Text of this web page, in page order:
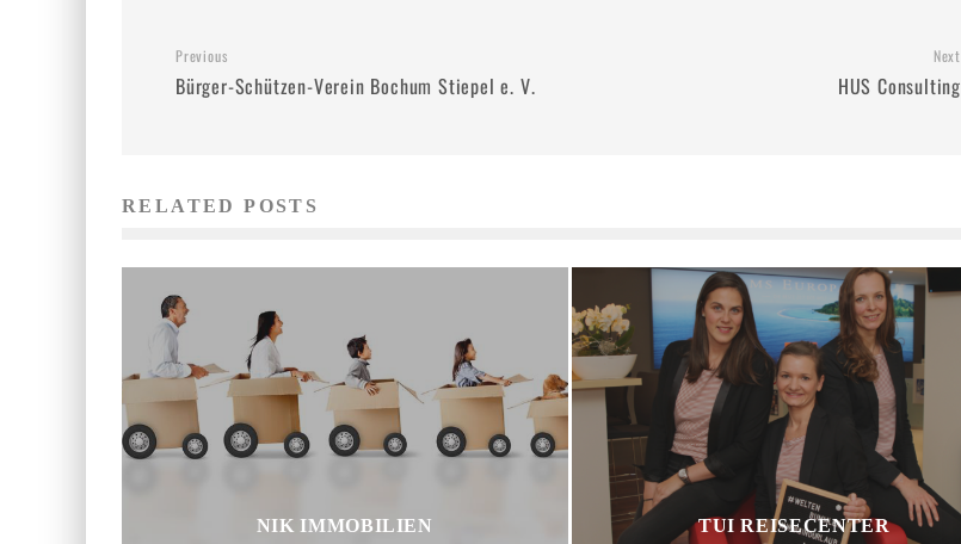
Previous
Bürger-Schützen-Verein Bochum Stiepel e. V.
Next
HUS Consulting
RELATED POSTS
NIK IMMOBILIEN TUI REISECENTER